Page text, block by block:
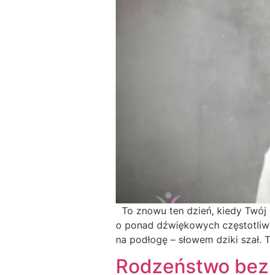
To znowu ten dzień, kiedy
o ponad dźwiękowych
na podłogę – słowem dziki
Rodzeństwo